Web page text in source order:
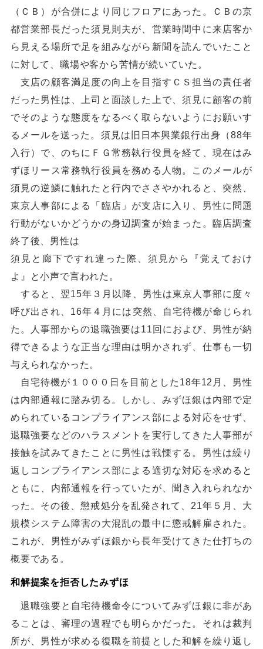
（ＣＢ）が合併により同じフロアにあった。ＣＢの京
都営業部長だった須見則夫が、営業時間中に来店客か
ら見える場所で足を組みながら新聞を読んでいたこと
に対して、職場や客から苦情が続いていた。
支店の顧客満足度の向上を目指すＣＳ担当の責任者
だった男性は、上司と面談した上で、須見に顧客の前
でそのような態度をなるべく取らないようにお願いす
るメールを送った。須見は旧日本興業銀行出身（88年
入行）で、のちにＦＧ常務執行役員を経て、現在はみ
ずほリース常務執行役員を務める人物。このメールが
須見の逆鱗に触れたと行内でささやかれると、突然、
東京人事部による「臨店」が支店に入り、男性に問題
行動がないかどうかの身辺調査が始まった。臨店調査
終了後、男性は
須見と廊下ですれ違った際、須見から『覚えておけ
よ』と小声で言われた。
すると、翌15年３月以降、男性は東京人事部に度々
呼び出され、16年４月には突然、自宅待機が命じられ
た。人事部からの退職強要は11回におよび、男性が納
得できるような正当な理由は明かされず、仕事も一切
与えられなかった。
自宅待機が１０００日を目前とした18年12月、男性
は内部通報に踏み切る。しかし、みずほ銀は内部で定
められているコンプライアンス部による対応をせず、
退職強要などのハラスメントを実行してきた人事部が
接触を試みてきたことに男性は戦慄する。男性は繰り
返しコンプライアンス部による適切な対応を求めると
ともに、内部通報を行っていたが、聞き入れられなか
った。その後、懲戒処分を乱発されて、21年５月、大
規模システム障害の大混乱の最中に懲戒解雇された。
これが、男性がみずほ銀から長年受けてきた仕打ちの
概要である。
和解提案を拒否したみずほ
退職強要と自宅待機命令についてみずほ銀に非があ
ることは、審理の過程でも明らかだった。それは裁判
所が、男性が求める復職を前提とした和解を繰り返し